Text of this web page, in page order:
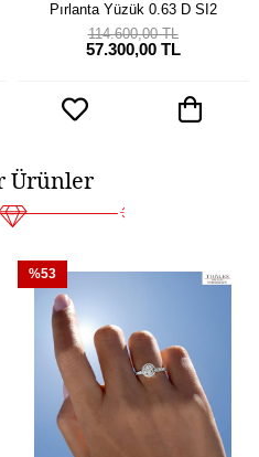
Pırlanta Yüzük 0.63 D SI2
57.300,00 TL
114.600,00 TL
Ürünler
%53